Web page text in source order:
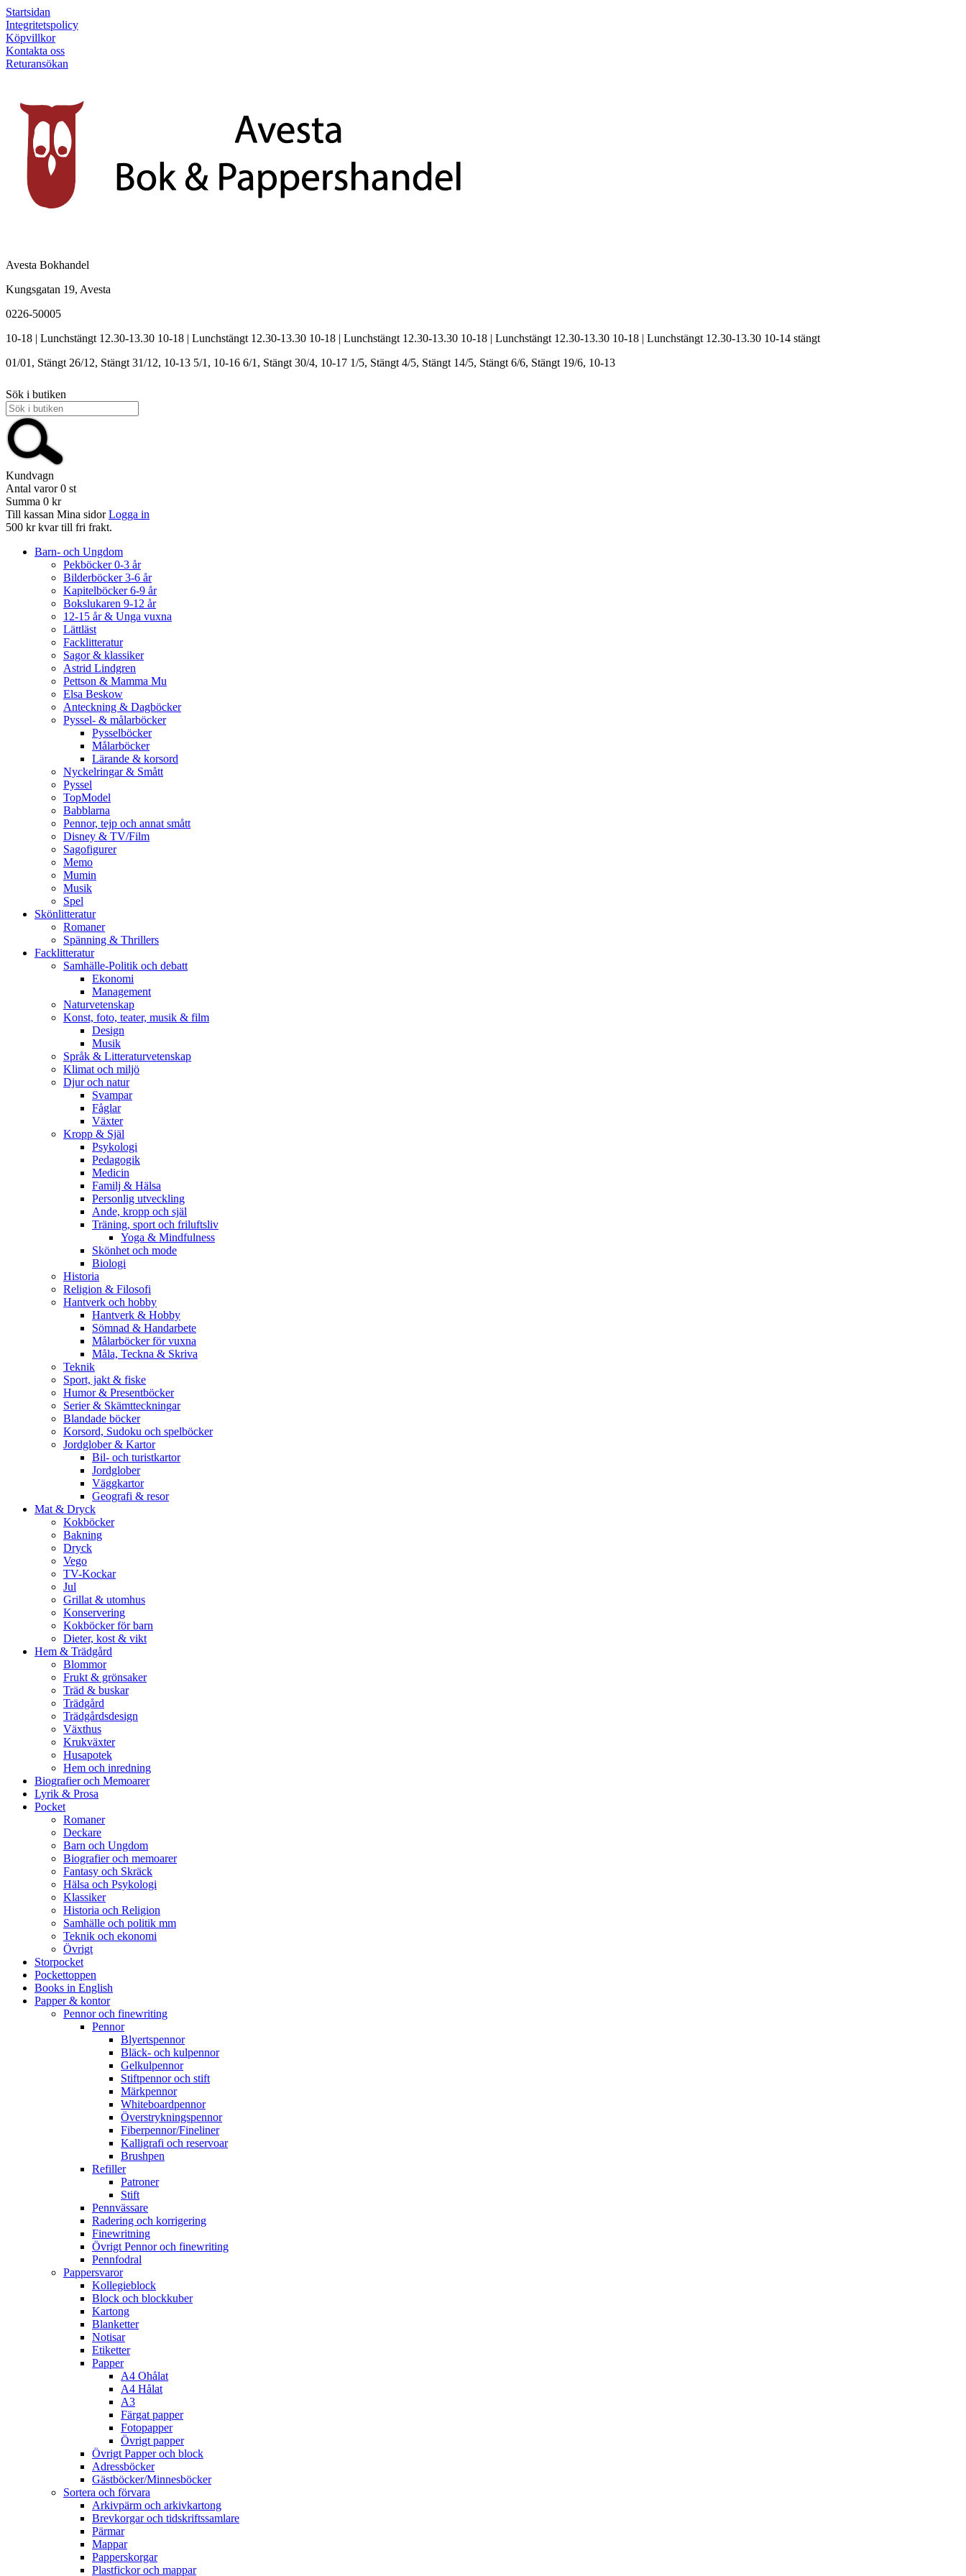
Startsidan
Integritetspolicy
Köpvillkor
Kontakta oss
Returansökan
Avesta Bokhandel
Kungsgatan 19, Avesta
0226-50005
10-18 | Lunchstängt 12.30-13.30 10-18 | Lunchstängt 12.30-13.30 10-18 | Lunchstängt 12.30-13.30 10-18 | Lunchstängt 12.30-13.30 10-18 | Lunchstängt 12.30-13.30 10-14 stängt
01/01, Stängt 26/12, Stängt 31/12, 10-13 5/1, 10-16 6/1, Stängt 30/4, 10-17 1/5, Stängt 4/5, Stängt 14/5, Stängt 6/6, Stängt 19/6, 10-13
Sök i butiken
Kundvagn
Antal varor 0 st
Summa 0 kr
Till kassan Mina sidor Logga in
500 kr kvar till fri frakt.
Barn- och Ungdom
Pekböcker 0-3 år
Bilderböcker 3-6 år
Kapitelböcker 6-9 år
Bokslukaren 9-12 år
12-15 år & Unga vuxna
Lättläst
Facklitteratur
Sagor & klassiker
Astrid Lindgren
Pettson & Mamma Mu
Elsa Beskow
Anteckning & Dagböcker
Pyssel- & målarböcker
Pysselböcker
Målarböcker
Lärande & korsord
Nyckelringar & Smått
Pyssel
TopModel
Babblarna
Pennor, tejp och annat smått
Disney & TV/Film
Sagofigurer
Memo
Mumin
Musik
Spel
Skönlitteratur
Romaner
Spänning & Thrillers
Facklitteratur
Samhälle-Politik och debatt
Ekonomi
Management
Naturvetenskap
Konst, foto, teater, musik & film
Design
Musik
Språk & Litteraturvetenskap
Klimat och miljö
Djur och natur
Svampar
Fåglar
Växter
Kropp & Själ
Psykologi
Pedagogik
Medicin
Familj & Hälsa
Personlig utveckling
Ande, kropp och själ
Träning, sport och friluftsliv
Yoga & Mindfulness
Skönhet och mode
Biologi
Historia
Religion & Filosofi
Hantverk och hobby
Hantverk & Hobby
Sömnad & Handarbete
Målarböcker för vuxna
Måla, Teckna & Skriva
Teknik
Sport, jakt & fiske
Humor & Presentböcker
Serier & Skämtteckningar
Blandade böcker
Korsord, Sudoku och spelböcker
Jordglober & Kartor
Bil- och turistkartor
Jordglober
Väggkartor
Geografi & resor
Mat & Dryck
Kokböcker
Bakning
Dryck
Vego
TV-Kockar
Jul
Grillat & utomhus
Konservering
Kokböcker för barn
Dieter, kost & vikt
Hem & Trädgård
Blommor
Frukt & grönsaker
Träd & buskar
Trädgård
Trädgårdsdesign
Växthus
Krukväxter
Husapotek
Hem och inredning
Biografier och Memoarer
Lyrik & Prosa
Pocket
Romaner
Deckare
Barn och Ungdom
Biografier och memoarer
Fantasy och Skräck
Hälsa och Psykologi
Klassiker
Historia och Religion
Samhälle och politik mm
Teknik och ekonomi
Övrigt
Storpocket
Pockettoppen
Books in English
Papper & kontor
Pennor och finewriting
Pennor
Blyertspennor
Bläck- och kulpennor
Gelkulpennor
Stiftpennor och stift
Märkpennor
Whiteboardpennor
Överstrykningspennor
Fiberpennor/Fineliner
Kalligrafi och reservoar
Brushpen
Refiller
Patroner
Stift
Pennvässare
Radering och korrigering
Finewritning
Övrigt Pennor och finewriting
Pennfodral
Pappersvaror
Kollegieblock
Block och blockkuber
Kartong
Blanketter
Notisar
Etiketter
Papper
A4 Ohålat
A4 Hålat
A3
Färgat papper
Fotopapper
Övrigt papper
Övrigt Papper och block
Adressböcker
Gästböcker/Minnesböcker
Sortera och förvara
Arkivpärm och arkivkartong
Brevkorgar och tidskriftssamlare
Pärmar
Mappar
Papperskorgar
Plastfickor och mappar